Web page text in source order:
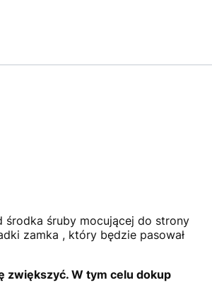
środka śruby mocującej do strony
zamka , który będzie pasował
zwiększyć. W tym celu dokup